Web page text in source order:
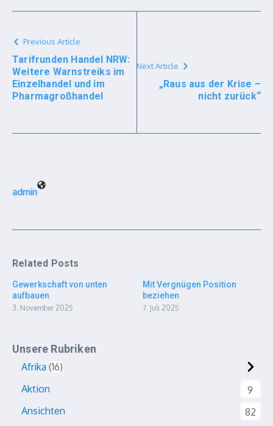
Previous Article
Tarifrunden Handel NRW:
Weitere Warnstreiks im
Einzelhandel und im
Pharmagroßhandel
Next Article
„Raus aus der Krise –
nicht zurück“
admin
Related Posts
Gewerkschaft von unten
aufbauen
3. November 2025
Mit Vergnügen Position
beziehen
7. Juli 2025
Unsere Rubriken
Afrika 16
Aktion
9
Ansichten
82